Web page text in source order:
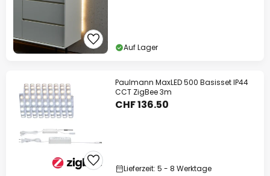
Auf Lager
Paulmann MaxLED 500 Basisset IP44
CCT ZigBee 3m
CHF 136.50
Lieferzeit: 5 - 8 Werktage